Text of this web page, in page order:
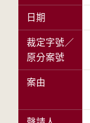
日期
裁定字號／
原分案號
案由